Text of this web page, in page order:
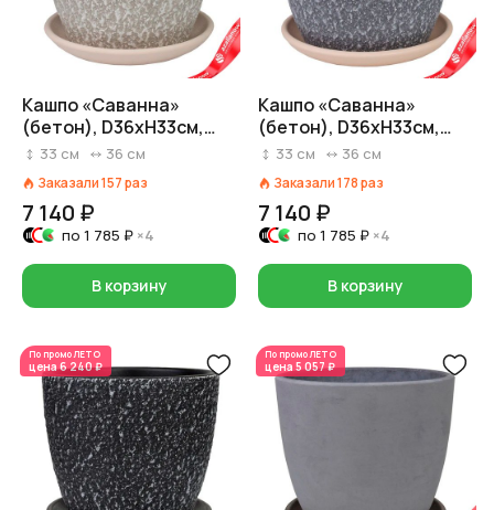
Кашпо «Саванна»
(бетон), D36xH33см,
22л, белый
33 см 36 см
Заказали157раз
7 140 ₽
по 1 785 ₽ ×4
В корзину
Кашпо «Саванна»
(бетон), D36xH33см,
22л, серый
33 см 36 см
Заказали178раз
7 140 ₽
по 1 785 ₽ ×4
В корзину
По промоЛЕТО
цена6 240 ₽
По промоЛЕТО
цена 5 057 ₽